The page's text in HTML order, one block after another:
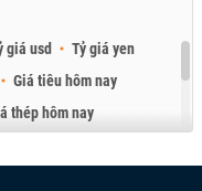
giá usd
Tỷ giá yen
Giá tiêu hôm nay
thép hôm nay